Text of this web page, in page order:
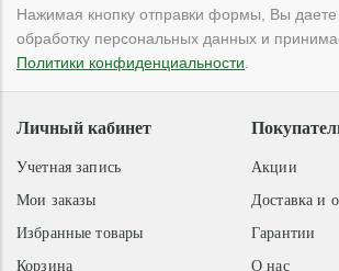
Нажимая кнопку отправки формы, Вы даете
обработку персональных данных и
Политики конфиденциальности
Акции
Доставка и
Гарантии
О нас
Личный кабинет
Учетная запись
Мои заказы
Избранные товары
Корзина